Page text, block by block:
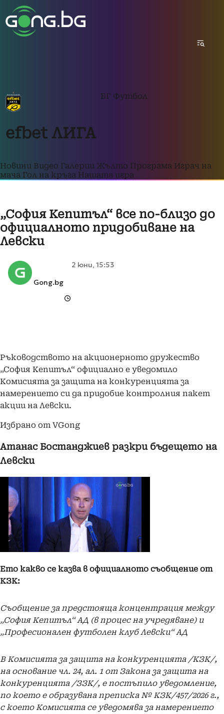
БГ Футбол
efbet ЛИГА
Новини Видео Галерии Жълто Програма Играч на
мача Гол на кръга Нашата игра
„София Кепитъл“ все по-близо до
официалното придобиване на
Левски
Gong.bg
2 юни, 15:53
Ръководството на акционерното дружество
„София Кепитъл“ официално е уведомило
Комисията за защита на конкуренцията за
намерението си да придобие контролния пакет
акции на Левски.
Избрано от VGong
Атанас Бостанджиев разкри бъдещето на
Левски
Ето какво се казва в официалното съобщение от
КЗК:
Съобщение за предстояща концентрация между
„София Кепитъл“ АД (в процес на учредяване) и
„Професионален футболен клуб Левски“ АД
В Комисията за защита на конкуренцията /КЗК/,
на основание чл. 24, ал. 1 от Закона за защита на
конкуренцията /ЗЗК/, е постъпило уведомление,
по което е образувана преписка № КЗК/457/2026 г.,
с което Комисията се уведомява за намерението